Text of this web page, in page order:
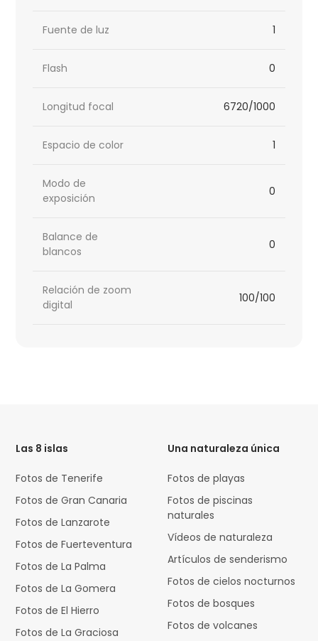
Fuente de luz 1
Flash 0
Longitud focal 6720/1000
Espacio de color 1
Modo de
exposición
0
Balance de
blancos
0
Relación de zoom
digital
100/100
Las 8 islas
Fotos de Tenerife
Fotos de Gran Canaria
Fotos de Lanzarote
Fotos de Fuerteventura
Fotos de La Palma
Fotos de La Gomera
Fotos de El Hierro
Fotos de La Graciosa
Una naturaleza única
Fotos de playas
Fotos de piscinas
naturales
Vídeos de naturaleza
Artículos de senderismo
Fotos de cielos nocturnos
Fotos de bosques
Fotos de volcanes